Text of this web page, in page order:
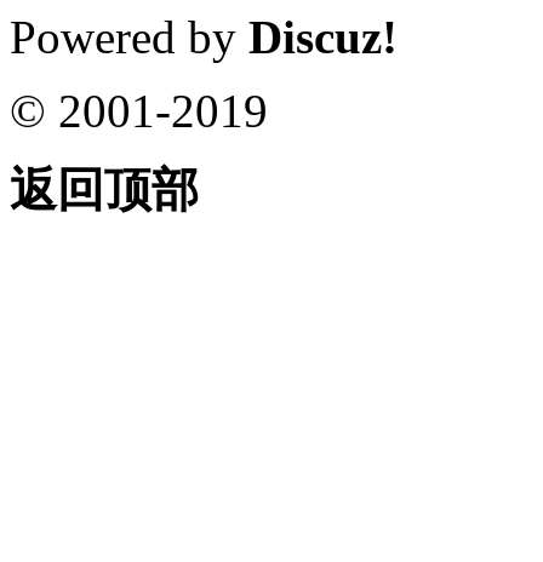
Powered by Discuz!
© 2001-2019
返回顶部